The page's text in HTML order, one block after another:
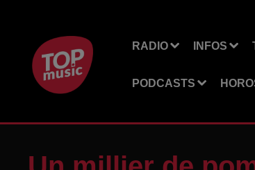
RADIO INFOS
PODCASTS